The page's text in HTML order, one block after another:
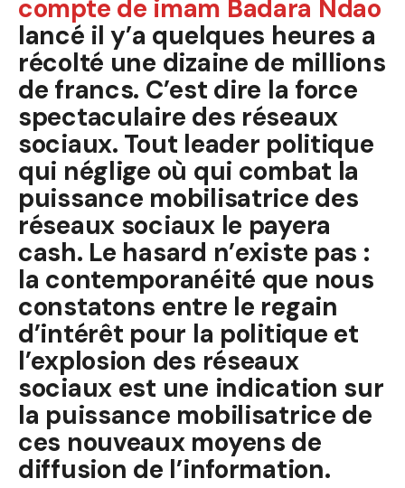
compte de imam Badara Ndao
lancé il y’a quelques heures a
récolté une dizaine de millions
de francs. C’est dire la force
spectaculaire des réseaux
sociaux. Tout leader politique
qui néglige où qui combat la
puissance mobilisatrice des
réseaux sociaux le payera
cash. Le hasard n’existe pas :
la contemporanéité que nous
constatons entre le regain
d’intérêt pour la politique et
l’explosion des réseaux
sociaux est une indication sur
la puissance mobilisatrice de
ces nouveaux moyens de
diffusion de l’information.